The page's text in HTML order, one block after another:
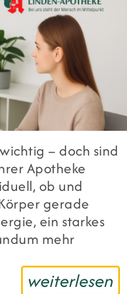
– doch sind
Apotheke
ob und
gerade
ein starkes
mehr
weiterlesen